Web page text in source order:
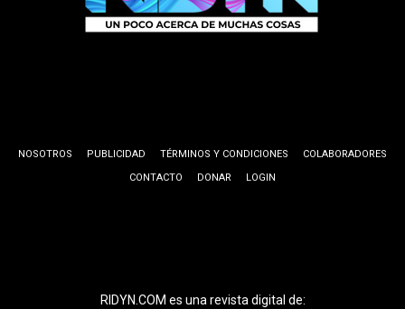
NOSOTROS PUBLICIDAD TÉRMINOS Y CONDICIONES
COLABORADORES
CONTACTO
DONAR LOGIN
RIDYN.COM es una revista digital de: